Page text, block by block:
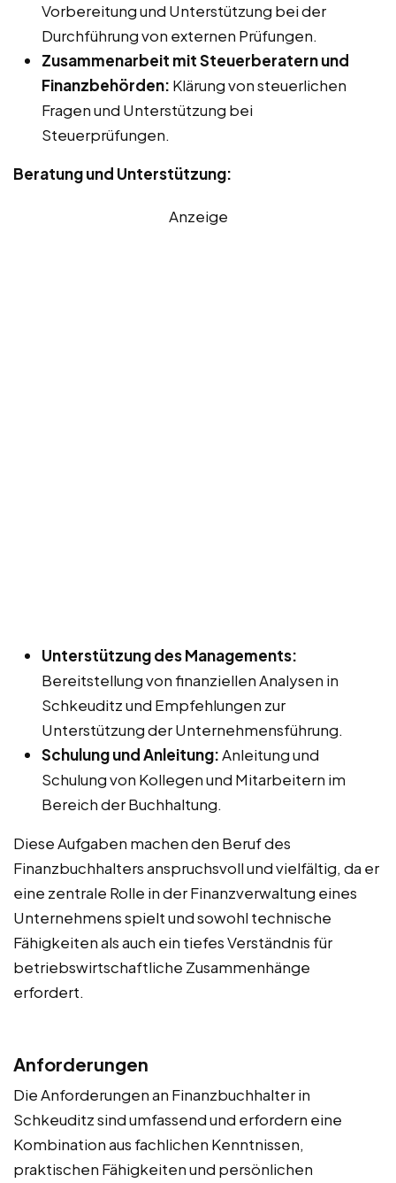
Vorbereitung und Unterstützung bei der
Durchführung von externen Prüfungen.
Zusammenarbeit mit Steuerberatern und
Finanzbehörden: Klärung von steuerlichen
Fragen und Unterstützung bei
Steuerprüfungen.
Beratung und Unterstützung:
Anzeige
Unterstützung des Managements:
Bereitstellung von finanziellen Analysen in
Schkeuditz und Empfehlungen zur
Unterstützung der Unternehmensführung.
Schulung und Anleitung:Anleitung und
Schulung von Kollegen und Mitarbeitern im
Bereich der Buchhaltung.
Diese Aufgaben machen den Beruf des
Finanzbuchhalters anspruchsvoll und vielfältig, da er
eine zentrale Rolle in der Finanzverwaltung eines
Unternehmens spielt und sowohl technische
Fähigkeiten als auch ein tiefes Verständnis für
betriebswirtschaftliche Zusammenhänge
erfordert.
Anforderungen
Die Anforderungen an Finanzbuchhalter in
Schkeuditz sind umfassend und erfordern eine
Kombination aus fachlichen Kenntnissen,
praktischen Fähigkeiten und persönlichen